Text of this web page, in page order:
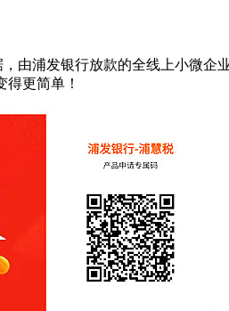
由浦发银行放款的全线上小微企
更简单！